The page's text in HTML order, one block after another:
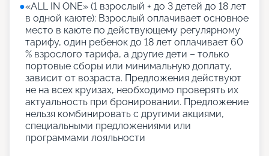
●«АLL IN ONE» (1 взрослый + до 3 детей до 18 лет
в одной каюте): Взрослый оплачивает основное
место в каюте по действующему регулярному
тарифу, один ребенок до 18 лет оплачивает 60
% взрослого тарифа, а другие дети – только
портовые сборы или минимальную доплату,
зависит от возраста. Предложения действуют
не на всех круизах, необходимо проверять их
актуальность при бронировании. Предложение
нельзя комбинировать с другими акциями,
специальными предложениями или
программами лояльности